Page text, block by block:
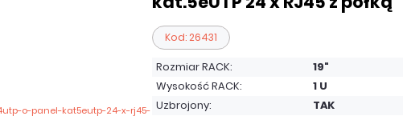
Kod: 26431
Rozmiar RACK:
19"
Wysokość RACK:
1 U
Uzbrojony:
TAK